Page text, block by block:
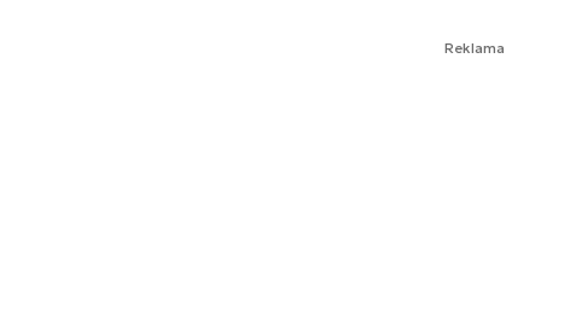
Reklama